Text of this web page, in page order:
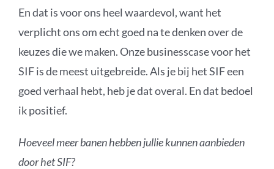
En dat is voor ons heel waardevol, want het
verplicht ons om echt goed na te denken over de
keuzes die we maken. Onze businesscase voor het
SIF is de meest uitgebreide. Als je bij het SIF een
goed verhaal hebt, heb je dat overal. En dat bedoel
ik positief.
Hoeveel meer banen hebben jullie kunnen aanbieden
door het SIF?